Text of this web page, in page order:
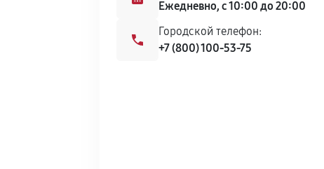
Ежедневно, с 10:00 до 20:00
Городской телефон:
+7 (800) 100-53-75